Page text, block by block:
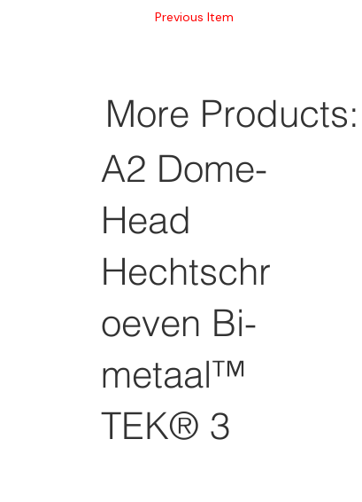
Previous Item
More Products:
A2 Dome-
Head
Hechtschr
oeven Bi-
metaal™
TEK® 3